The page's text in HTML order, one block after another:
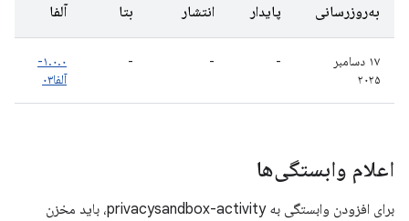
به‌روزرسانی
پایدار
انتشار
بتا
آلفا
۱۷ دسامبر
۲۰۲۵
-
-
-
۱.۰.۰-
آلفا۰۳
اعلام وابستگی‌ها
برای افزودن وابستگی به privacysandbox-activity، باید مخزن